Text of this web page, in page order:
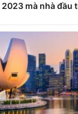
mà nhà đầu